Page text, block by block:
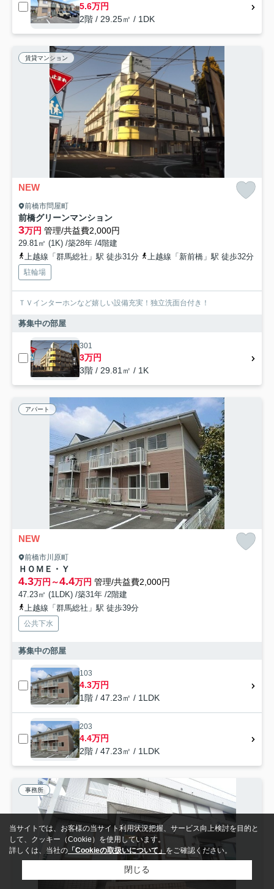
5.6万円
2階 / 29.25㎡ / 1DK
賃貸マンション
NEW
前橋市問屋町
前橋グリーンマンション
3万円 管理/共益費2,000円
29.81㎡ (1K) /築28年 /4階建
上越線「群馬総社」駅 徒歩31分
上越線「新前橋」駅 徒歩32分
駐輪場
ＴＶインターホンなど嬉しい設備充実！独立洗面台付き！
募集中の部屋
301
3万円
3階 / 29.81㎡ / 1K
アパート
NEW
前橋市川原町
ＨＯＭＥ・Ｙ
4.3万円～4.4万円 管理/共益費2,000円
47.23㎡ (1LDK) /築31年 /2階建
上越線「群馬総社」駅 徒歩39分
公共下水
募集中の部屋
103
4.3万円
1階 / 47.23㎡ / 1LDK
203
4.4万円
2階 / 47.23㎡ / 1LDK
事務所
当サイトでは、お客様の当サイト利用状況把握、サービス向上検討を目的と
して、クッキー（Cookie）を使用しています。
詳しくは、当社の 「Cookieの取扱いについて」 をご確認ください。
閉じる